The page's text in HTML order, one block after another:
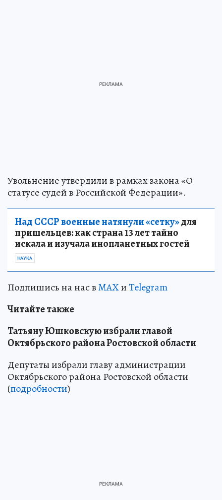
Увольнение утвердили в рамках закона «О
статусе судей в Российской Федерации».
Над СССР военные натянули «сетку»для
пришельцев: как страна 13 лет тайно
искала и изучала инопланетных гостей
НАУКА
Подпишись на нас вMAXиTelegram
Читайте также
Татьяну Юшковскую избрали главой
Октябрьского района Ростовской области
Депутаты избрали главу администрации
Октябрьского района Ростовской области
(подробности)